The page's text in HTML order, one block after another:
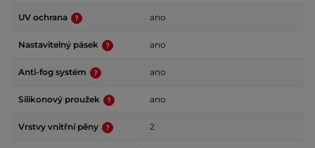
UV ochrana ano
Nastavitelný pásek ano
Anti-fog systém ano
Silikonový proužek ano
Vrstvy vnitřní pěny 2